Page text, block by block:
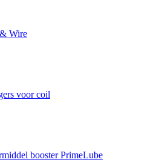
Wire
voor coil
booster PrimeLube